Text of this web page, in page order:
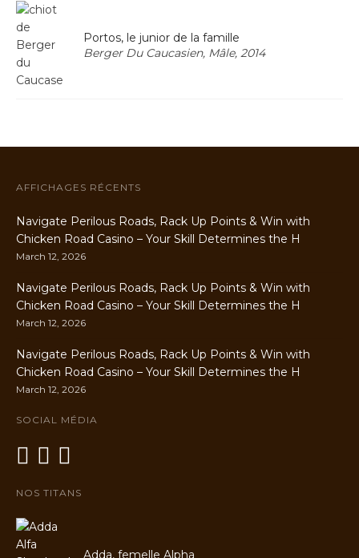
Portos, le junior de la famille
Berger Du Caucasien, Mâle, 2014
AFFICHAGES RÉCENTS
Navigate Perilous Roads, Rack Up Points & Win with
Chicken Road Casino – Your Skill Determines the H
March 12, 2026
Navigate Perilous Roads, Rack Up Points & Win with
Chicken Road Casino – Your Skill Determines the H
March 12, 2026
Navigate Perilous Roads, Rack Up Points & Win with
Chicken Road Casino – Your Skill Determines the H
March 12, 2026
SOCIAL MÉDIA
NOS TITANS
Adda, femelle Alpha